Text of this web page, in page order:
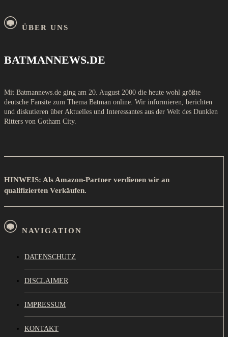
ÜBER UNS
BATMANNEWS.DE
Mit Batmannews.de ging am 20. August 2000 die heute wohl größte
deutsche Fansite zum Thema Batman online. Wir informieren, berichten
und diskutieren über Aktuelles und Interessantes aus der Welt des Dunklen
Ritters von Gotham City.
HINWEIS: Als Amazon-Partner verdienen wir an
qualifizierten Verkäufen.
NAVIGATION
DATENSCHUTZ
DISCLAIMER
IMPRESSUM
KONTAKT